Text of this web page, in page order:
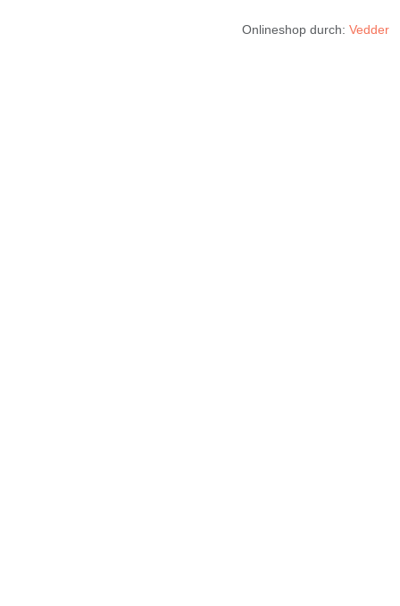
Onlineshop durch: Vedder